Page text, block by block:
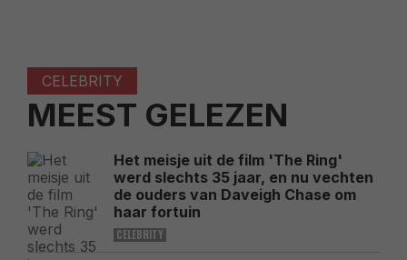
CELEBRITY
MEEST GELEZEN
Het meisje uit de film 'The Ring'
werd slechts 35 jaar, en nu vechten
de ouders van Daveigh Chase om
haar fortuin
CELEBRITY